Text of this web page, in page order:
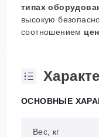
типах
высокую
соотношением
ОСНОВНЫЕ
Вес, кг